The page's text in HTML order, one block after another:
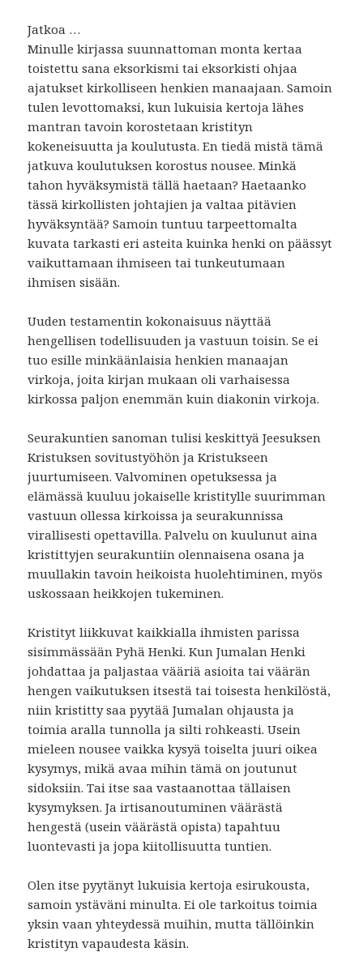
Jatkoa …
Minulle kirjassa suunnattoman monta kertaa
toistettu sana eksorkismi tai eksorkisti ohjaa
ajatukset kirkolliseen henkien manaajaan. Samoin
tulen levottomaksi, kun lukuisia kertoja lähes
mantran tavoin korostetaan kristityn
kokeneisuutta ja koulutusta. En tiedä mistä tämä
jatkuva koulutuksen korostus nousee. Minkä
tahon hyväksymistä tällä haetaan? Haetaanko
tässä kirkollisten johtajien ja valtaa pitävien
hyväksyntää? Samoin tuntuu tarpeettomalta
kuvata tarkasti eri asteita kuinka henki on päässyt
vaikuttamaan ihmiseen tai tunkeutumaan
ihmisen sisään.
Uuden testamentin kokonaisuus näyttää
hengellisen todellisuuden ja vastuun toisin. Se ei
tuo esille minkäänlaisia henkien manaajan
virkoja, joita kirjan mukaan oli varhaisessa
kirkossa paljon enemmän kuin diakonin virkoja.
Seurakuntien sanoman tulisi keskittyä Jeesuksen
Kristuksen sovitustyöhön ja Kristukseen
juurtumiseen. Valvominen opetuksessa ja
elämässä kuuluu jokaiselle kristitylle suurimman
vastuun ollessa kirkoissa ja seurakunnissa
virallisesti opettavilla. Palvelu on kuulunut aina
kristittyjen seurakuntiin olennaisena osana ja
muullakin tavoin heikoista huolehtiminen, myös
uskossaan heikkojen tukeminen.
Kristityt liikkuvat kaikkialla ihmisten parissa
sisimmässään Pyhä Henki. Kun Jumalan Henki
johdattaa ja paljastaa vääriä asioita tai väärän
hengen vaikutuksen itsestä tai toisesta henkilöstä,
niin kristitty saa pyytää Jumalan ohjausta ja
toimia aralla tunnolla ja silti rohkeasti. Usein
mieleen nousee vaikka kysyä toiselta juuri oikea
kysymys, mikä avaa mihin tämä on joutunut
sidoksiin. Tai itse saa vastaanottaa tällaisen
kysymyksen. Ja irtisanoutuminen väärästä
hengestä (usein väärästä opista) tapahtuu
luontevasti ja jopa kiitollisuutta tuntien.
Olen itse pyytänyt lukuisia kertoja esirukousta,
samoin ystäväni minulta. Ei ole tarkoitus toimia
yksin vaan yhteydessä muihin, mutta tällöinkin
kristityn vapaudesta käsin.